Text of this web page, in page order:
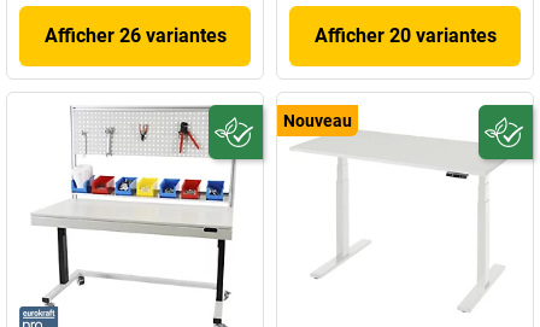
Afficher 26 variantes Afficher 20 variantes
Nouveau